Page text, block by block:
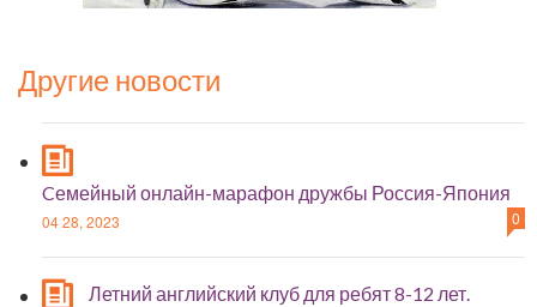
Другие новости
Cемейный онлайн-марафон дружбы Россия-Япония
04 28, 2023 0
Летний английский клуб для ребят 8-12 лет.